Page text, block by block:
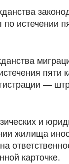
истечении
пяти
—
и
жилища
карточке.